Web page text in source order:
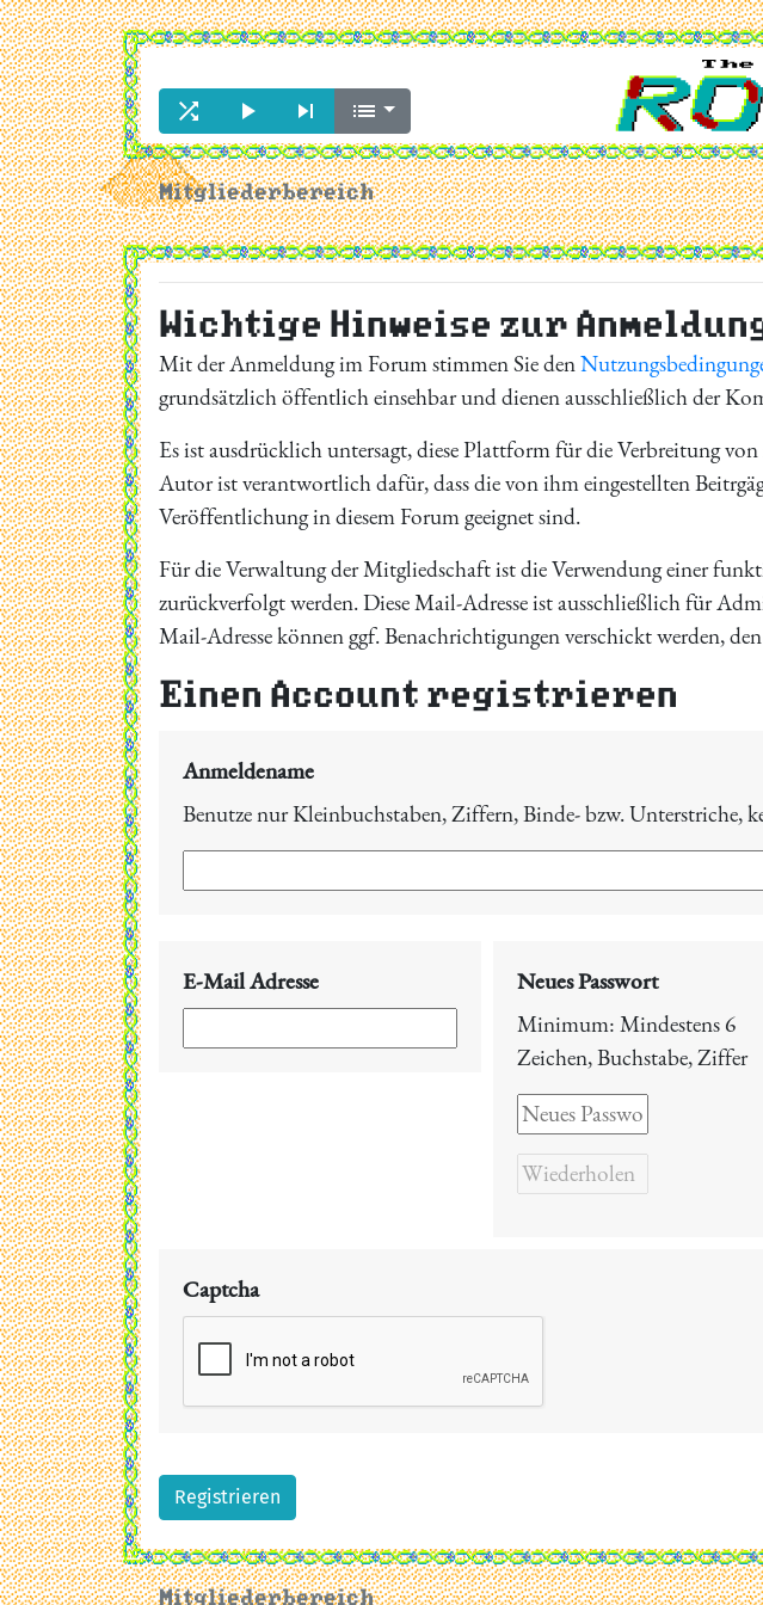
   
Mitgliederbereich
Wichtige Hinweise zur
Mit der Anmeldung im Forum stimmen Sie den
grundsätzlich öffentlich einsehbar und dienen ausschließlich der
Es ist ausdrücklich untersagt, diese Plattform für die Verbreitung
Autor ist verantwortlich dafür, dass die von ihm eingestellten
Veröffentlichung in diesem Forum geeignet sind.
Für die Verwaltung der Mitgliedschaft ist die Verwendung einer
zurückverfolgt werden. Diese Mail-Adresse ist ausschließlich für
Mail-Adresse können ggf. Benachrichtigungen verschickt werden,
Einen Account registrieren
Anmeldename
Benutze nur Kleinbuchstaben, Ziffern, Binde- bzw. Unterstriche,
E-Mail Adresse
Neues Passwort
Minimum:Mindestens 6
Zeichen,Buchstabe,Ziffer
Captcha
Registrieren
Mitgliederbereich